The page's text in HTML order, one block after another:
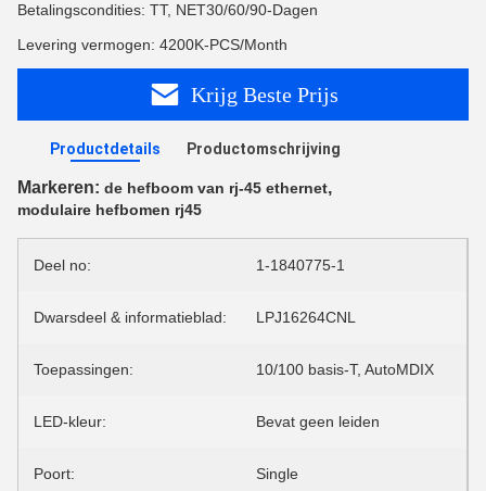
Betalingscondities: TT, NET30/60/90-Dagen
Levering vermogen: 4200K-PCS/Month
Krijg Beste Prijs
Productdetails Productomschrijving
Markeren: de hefboom van rj-45 ethernet,
modulaire hefbomen rj45
Deel no: 1-1840775-1
Dwarsdeel & informatieblad: LPJ16264CNL
Toepassingen: 10/100 basis-T, AutoMDIX
LED-kleur: Bevat geen leiden
Poort: Single